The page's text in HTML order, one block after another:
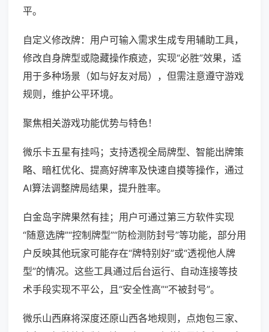
平。
自定义修改牌：用户可输入需求生成专用辅助工具，
修改自身牌型或隐藏操作痕迹，实现“必胜”效果，适
用于多种场景（如与好友对局），但需注意遵守游戏
规则，维护公平环境。
聚焦相关游戏功能优势与特色！
微乐卡五星有挂吗；支持透视全局牌型、智能出牌策
略、暗杠优化、提高好牌率及快速自摸等操作，通过
AI算法调整牌局结果，提升胜率。
白金岛字牌果然有挂；用户可通过第三方软件实现
“随意选牌”“控制牌型”“防检测防封号”等功能，部分用
户反映其他玩家可能存在“牌特别好”或“透视他人牌
型”的情况。这些工具通过后台运行、自动连接等技
术手段实现不平公，且“安全性高”“不被封号”。
微乐山西麻将深度还原山西各地规则，点炮包三家、